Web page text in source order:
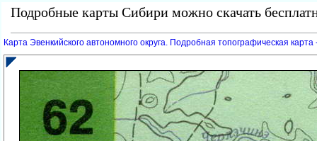
Подробные карты Сибири можно скачать
Карта Эвенкийского автономного округа. Подробная топографическая